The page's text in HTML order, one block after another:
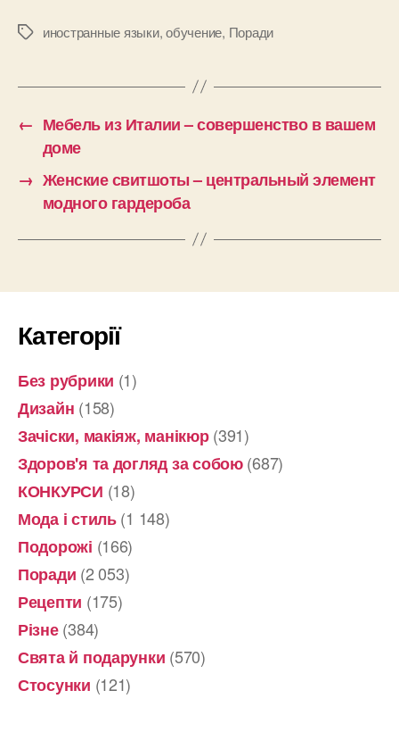
Позначкииностранные языки,обучение, Поради
← Мебель из Италии – совершенство в вашем
доме
→ Женские свитшоты – центральный элемент
модного гардероба
Категорії
Без рубрики (1)
Дизайн (158)
Зачіски, макіяж, манікюр(391)
Здоров'я та догляд за собою(687)
КОНКУРСИ (18)
Мода і стиль(1 148)
Подорожі (166)
Поради (2 053)
Рецепти (175)
Різне(384)
Свята й подарунки (570)
Стосунки (121)